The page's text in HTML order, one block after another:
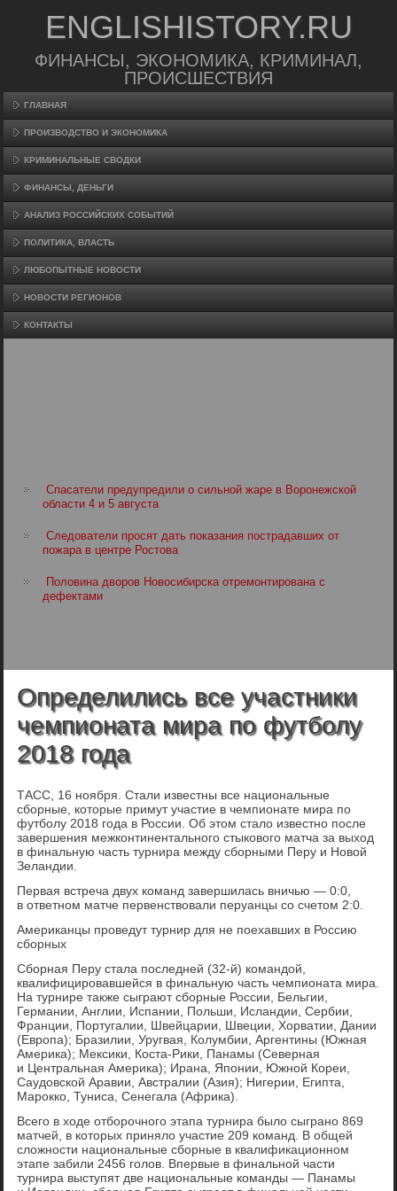
ENGLISHISTORY.RU
ФИНАНСЫ, ЭКОНОМИКА, КРИМИНАЛ,
ПРОИСШЕСТВИЯ
ГЛАВНАЯ
ПРОИЗВΟДСТВО И ЭКОНОМИКА
КРИМИНАЛЬНЫЕ СВОДКИ
ФИНАНСЫ, ДЕНЬГИ
АНАЛИЗ РОССИЙСКИХ СОБЫТИЙ
ПОЛИТИКА, ВЛАСТЬ
ЛЮБОПЫТНЫЕ НОВОСТИ
НОВОСТИ РЕГИОНОВ
КОНТАКТЫ
Спасатели предупредили о сильной жаре в Воронежской
области 4 и 5 августа
Следователи просят дать показания пострадавших от
пожара в центре Ростова
Половина дворов Новосибирска отремонтирована с
дефектами
Определились все участники
чемпионата мира по футболу
2018 года
ТАСС, 16 ноября. Стали известны все национальные
сборные, которые примут участие в чемпионате мира по
футболу 2018 года в России. Об этом стало известно после
завершения межконтинентального стыкового матча за выход
в финальную часть турнира между сборными Перу и Новой
Зеландии.
Первая встреча двух команд завершилась вничью — 0:0,
в ответном матче первенствовали перуанцы со счетом 2:0.
Американцы проведут турнир для не поехавших в Россию
сборных
Сборная Перу стала последней (32-й) командой,
квалифицировавшейся в финальную часть чемпионата мира.
На турнире также сыграют сборные России, Бельгии,
Германии, Англии, Испании, Польши, Исландии, Сербии,
Франции, Португалии, Швейцарии, Швеции, Хорватии, Дании
(Европа); Бразилии, Уругвая, Колумбии, Аргентины (Южная
Америка); Мексики, Коста-Рики, Панамы (Северная
и Центральная Америка); Ирана, Японии, Южной Кореи,
Саудовской Аравии, Австралии (Азия); Нигерии, Египта,
Марокко, Туниса, Сенегала (Африка).
Всего в ходе отборочного этапа турнира было сыграно 869
матчей, в которых приняло участие 209 команд. В общей
сложности национальные сборные в квалификационном
этапе забили 2456 голов. Впервые в финальной части
турнира выступят две национальные команды — Панамы